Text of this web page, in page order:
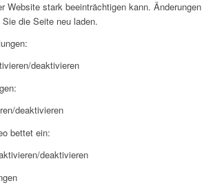
Website stark beeinträchtigen kann. Änderungen
die Seite neu laden.
deaktivieren
deaktivieren
bettet ein:
deaktivieren